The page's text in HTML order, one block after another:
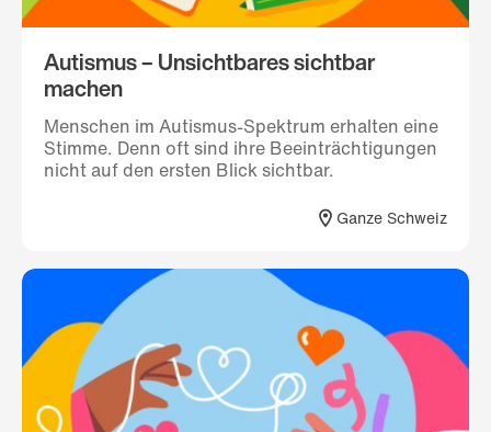
Autismus – Unsichtbares sichtbar
machen
Menschen im Autismus-Spektrum erhalten eine
Stimme. Denn oft sind ihre Beeinträchtigungen
nicht auf den ersten Blick sichtbar.
Ganze Schweiz